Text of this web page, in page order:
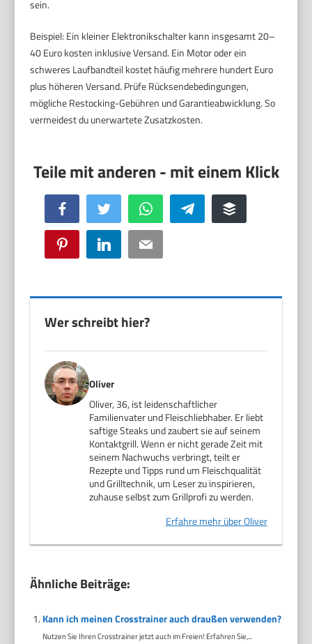
sein.
Beispiel: Ein kleiner Elektronikschalter kann insgesamt 20–
40 Euro kosten inklusive Versand. Ein Motor oder ein
schweres Laufbandteil kostet häufig mehrere hundert Euro
plus höheren Versand. Prüfe Rücksendebedingungen,
mögliche Restocking-Gebühren und Garantieabwicklung. So
vermeidest du unerwartete Zusatzkosten.
Facebook Twitter WhatsApp Telegram Buffer
Pinterest LinkedIn Email
Wer schreibt hier?
Oliver
Oliver, 36, ist leidenschaftlicher
Familienvater und Fleischliebhaber. Er liebt
saftige Steaks und zaubert sie auf seinem
Kontaktgrill. Wenn er nicht gerade Zeit mit
seinem Nachwuchs verbringt, teilt er
Rezepte und Tipps rund um Fleischqualität
und Grilltechnik, um Leser zu inspirieren,
zuhause selbst zum Grillprofi zu werden.
Erfahre mehr über Oliver
Ähnliche Beiträge:
Kann ich meinen Crosstrainer auch draußen verwenden?
Nutzen Sie Ihren Crosstrainer jetzt auch im Freien! Erfahren Sie,...